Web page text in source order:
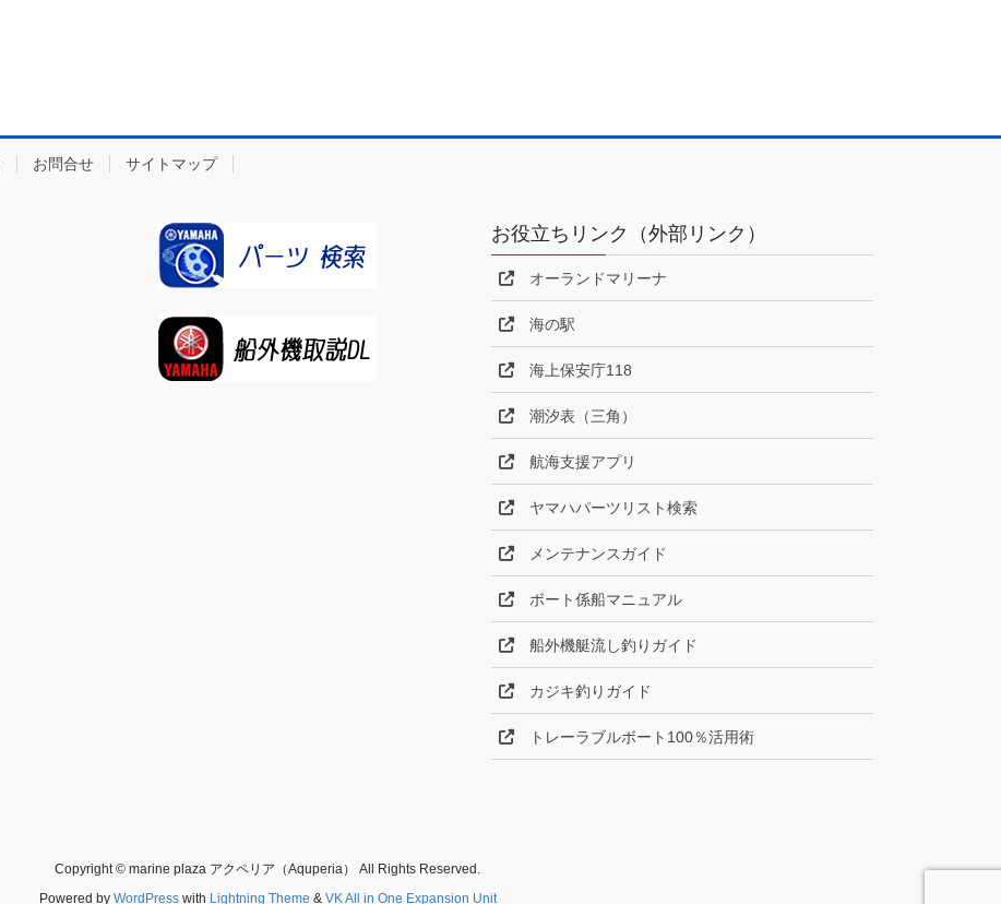
お問合せ サイトマップ
お役立ちリンク（外部リンク）
オーランドマリーナ
海の駅
海上保安庁118
潮汐表（三角）
航海支援アプリ
ヤマハパーツリスト検索
メンテナンスガイド
ボート係船マニュアル
船外機艇流し釣りガイド
カジキ釣りガイド
トレーラブルボート100％活用術
Copyright © marine plaza アクペリア（Aquperia） All Rights Reserved.
Powered by WordPresswith Lightning Theme & VK All in One Expansion Unit